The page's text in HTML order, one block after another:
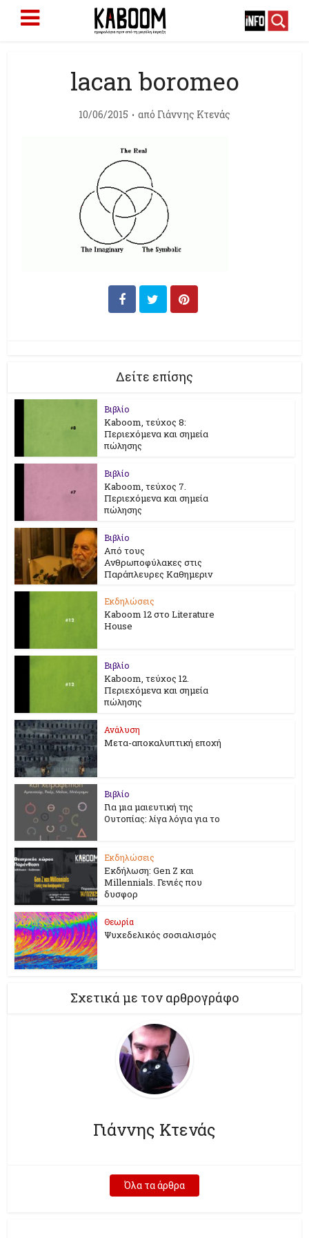
lacan boromeo
10/06/2015 από Γιάννης Κτενάς
Δείτε επίσης
Βιβλίο
Kaboom, τεύχος 8:
Περιεχόμενα και σημεία
πώλησης
Βιβλίο
Kaboom, τεύχος 7.
Περιεχόμενα και σημεία
πώλησης
Βιβλίο
Από τους
Ανθρωποφύλακες στις
Παράπλευρες Καθημεριν
Εκδηλώσεις
Kaboom 12 στο Literature
House
Βιβλίο
Kaboom, τεύχος 12.
Περιεχόμενα και σημεία
πώλησης
Ανάλυση
Μετα-αποκαλυπτική εποχή
Βιβλίο
Για μια μαιευτική της
Ουτοπίας: λίγα λόγια για το
Εκδηλώσεις
Εκδήλωση: Gen Z και
Millennials. Γενιές που
δυσφορ
Θεωρία
Ψυχεδελικός σοσιαλισμός
Σχετικά με τον αρθρογράφο
Γιάννης Κτενάς
Όλα τα άρθρα